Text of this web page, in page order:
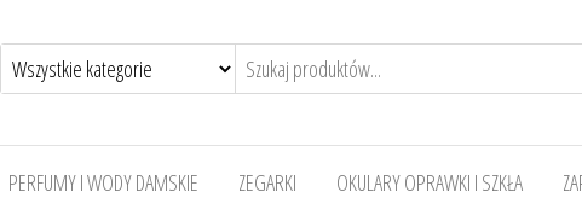
PERFUMY I WODY DAMSKIE ZEGARKI OKULARY OPRAWKI I SZKŁA